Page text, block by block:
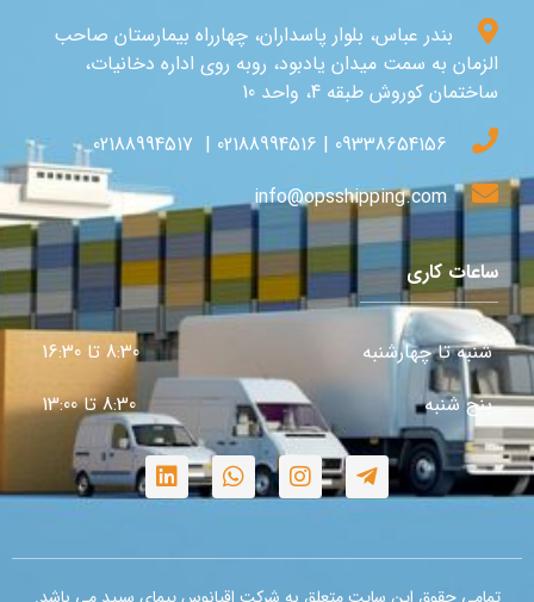
بندر عباس، بلوار پاسداران، چهارراه بیمارستان صاحب
الزمان به سمت میدان یادبود، روبه روی اداره دخانیات،
ساختمان کوروش طبقه 4، واحد 10
09338654156 | 02188994516 | 02188994517
info@opsshipping.com
ساعات کاری
شنبه تا چهارشنبه
8:30 تا 16:30
پنج شنبه
8:30 تا 13:00